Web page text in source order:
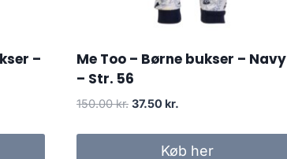
–
Me Too – Børne bukser – Navy
– Str. 56
150.00kr. Original
37.50 kr.
Køb her